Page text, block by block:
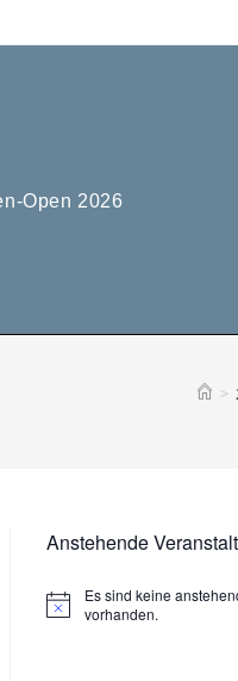
Open 2026
>
Anstehende
H
Es sind keine
vorhanden.